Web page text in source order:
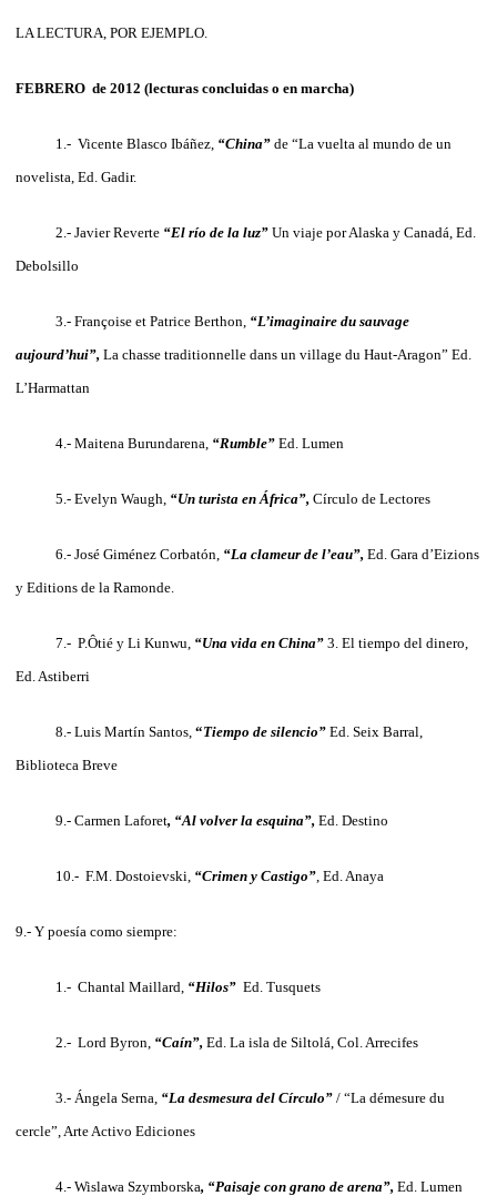
LA LECTURA, POR EJEMPLO.
FEBRERO de 2012 (lecturas concluidas o en marcha)
1.- Vicente Blasco Ibáñez, “China” de “La vuelta al mundo de un
novelista, Ed. Gadir.
2.- Javier Reverte “El río de la luz” Un viaje por Alaska y Canadá, Ed.
Debolsillo
3.- Françoise et Patrice Berthon, “L’imaginaire du sauvage
aujourd’hui”, La chasse traditionnelle dans un village du Haut-Aragon” Ed.
L’Harmattan
4.- Maitena Burundarena, “Rumble” Ed. Lumen
5.- Evelyn Waugh, “Un turista en África”, Círculo de Lectores
6.- José Giménez Corbatón, “La clameur de l’eau”, Ed. Gara d’Eizions
y Editions de la Ramonde.
7.- P.Ôtié y Li Kunwu, “Una vida en China” 3. El tiempo del dinero,
Ed. Astiberri
8.- Luis Martín Santos, “Tiempo de silencio” Ed. Seix Barral,
Biblioteca Breve
9.- Carmen Laforet, “Al volver la esquina”, Ed. Destino
10.- F.M. Dostoievski, “Crimen y Castigo” , Ed. Anaya
9.- Y poesía como siempre:
1.- Chantal Maillard, “Hilos” Ed. Tusquets
2.- Lord Byron, “Caín”, Ed. La isla de Siltolá, Col. Arrecifes
3.- Ángela Serna, “La desmesura del Círculo” / “La démesure du
cercle”, Arte Activo Ediciones
4.- Wislawa Szymborska, “Paisaje con grano de arena”, Ed. Lumen